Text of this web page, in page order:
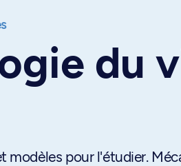
du
modèles pour l'étudier.